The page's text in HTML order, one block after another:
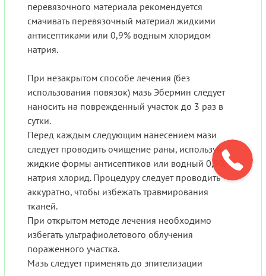
перевязочного материала рекомендуется
смачивать перевязочный материал жидкими
антисептиками или 0,9% водным хлоридом
натрия.
При незакрытом способе лечения (без
использования повязок) мазь Эбермин следует
наносить на поврежденный участок до 3 раз в
сутки.
Перед каждым следующим нанесением мази
следует проводить очищение раны, используя
жидкие формы антисептиков или водный 0,9%
натрия хлорид. Процедуру следует проводить
аккуратно, чтобы избежать травмирования
тканей.
При открытом методе лечения необходимо
избегать ультрафиолетового облучения
пораженного участка.
Мазь следует применять до эпителизации